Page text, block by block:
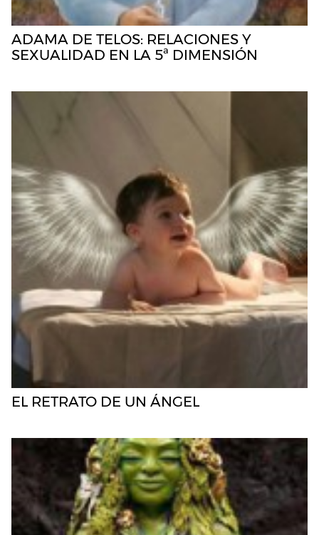
ADAMA DE TELOS: RELACIONES Y
SEXUALIDAD EN LA 5ª DIMENSIÓN
EL RETRATO DE UN ÁNGEL